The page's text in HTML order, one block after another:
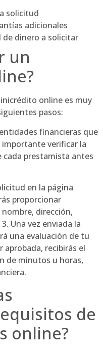
solicitud
adicionales
de dinero a solicitar
un
online es muy
pasos:
financieras que
verificar la
cada prestamista antes
en la página
proporcionar
dirección,
Una vez enviada la
una evaluación de tu
aprobada, recibirás el
de minutos u horas,
de
online?